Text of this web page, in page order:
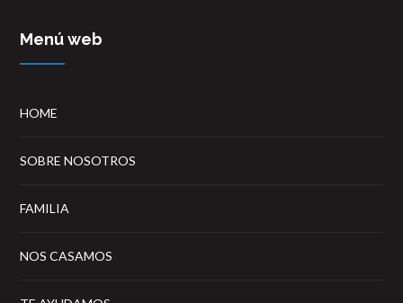
Menú web
HOME
SOBRE NOSOTROS
FAMILIA
NOS CASAMOS